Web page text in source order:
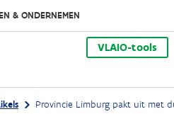
& ONDERNEMEN
VLAIO-tools
Provincie Limburg pakt uit met